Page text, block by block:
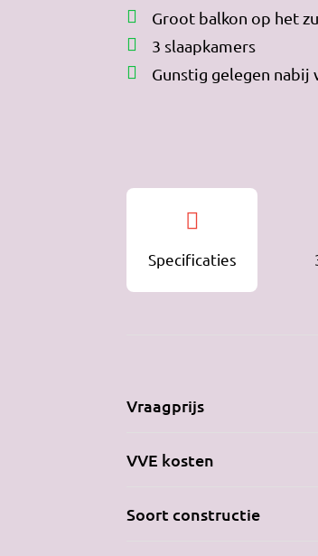
Groot balkon op het
3 slaapkamers
Gunstig gelegen nabij
Specificaties
Vraagprijs
VVE kosten
Soort constructie